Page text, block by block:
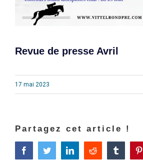
Revue de presse Avril
17 mai 2023
Partagez cet article !
FacebookTwitterLinkedInReddit Tumblr